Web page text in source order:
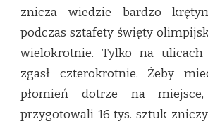
znicza wiedzie bardzo
podczas sztafety święty
wielokrotnie. Tylko na
zgasł czterokrotnie. Żeby
płomień dotrze na miejsce,
przygotowali 16 tys. sztuk